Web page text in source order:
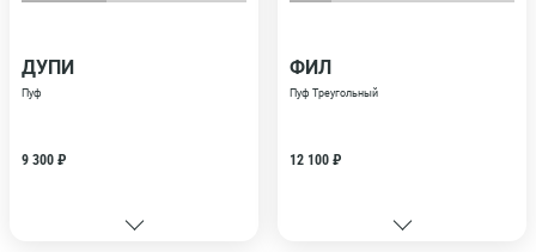
ДУПИ
Пуф
9 300 ₽
ФИЛ
Пуф Треугольный
12 100 ₽